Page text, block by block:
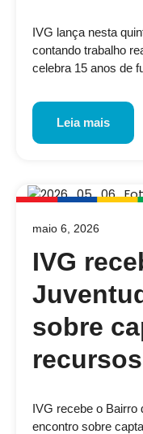
IVG lança nesta
contando trabalho
celebra 15 anos de
Leia mais
maio 6, 2026
IVG
sobre
recursos
IVG recebe o Bairro
encontro sobre